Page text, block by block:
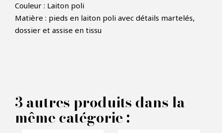
FAIRE UNE OFFRE ×
Lobo
VOS INFORMATIONS :
Couleur : Laiton poli
Matière : pieds en laiton poli avec détails martelés,
dossier et assise en tissu
3 autres produits dans la
même catégorie :